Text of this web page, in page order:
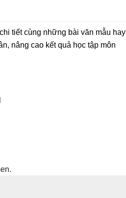
tiết cùng những bài văn mẫu hay
nâng cao kết quả học tập môn